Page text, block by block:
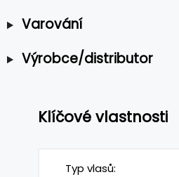
Varování
Výrobce/distributor
Klíčové vlastnosti
Typ vlasů: